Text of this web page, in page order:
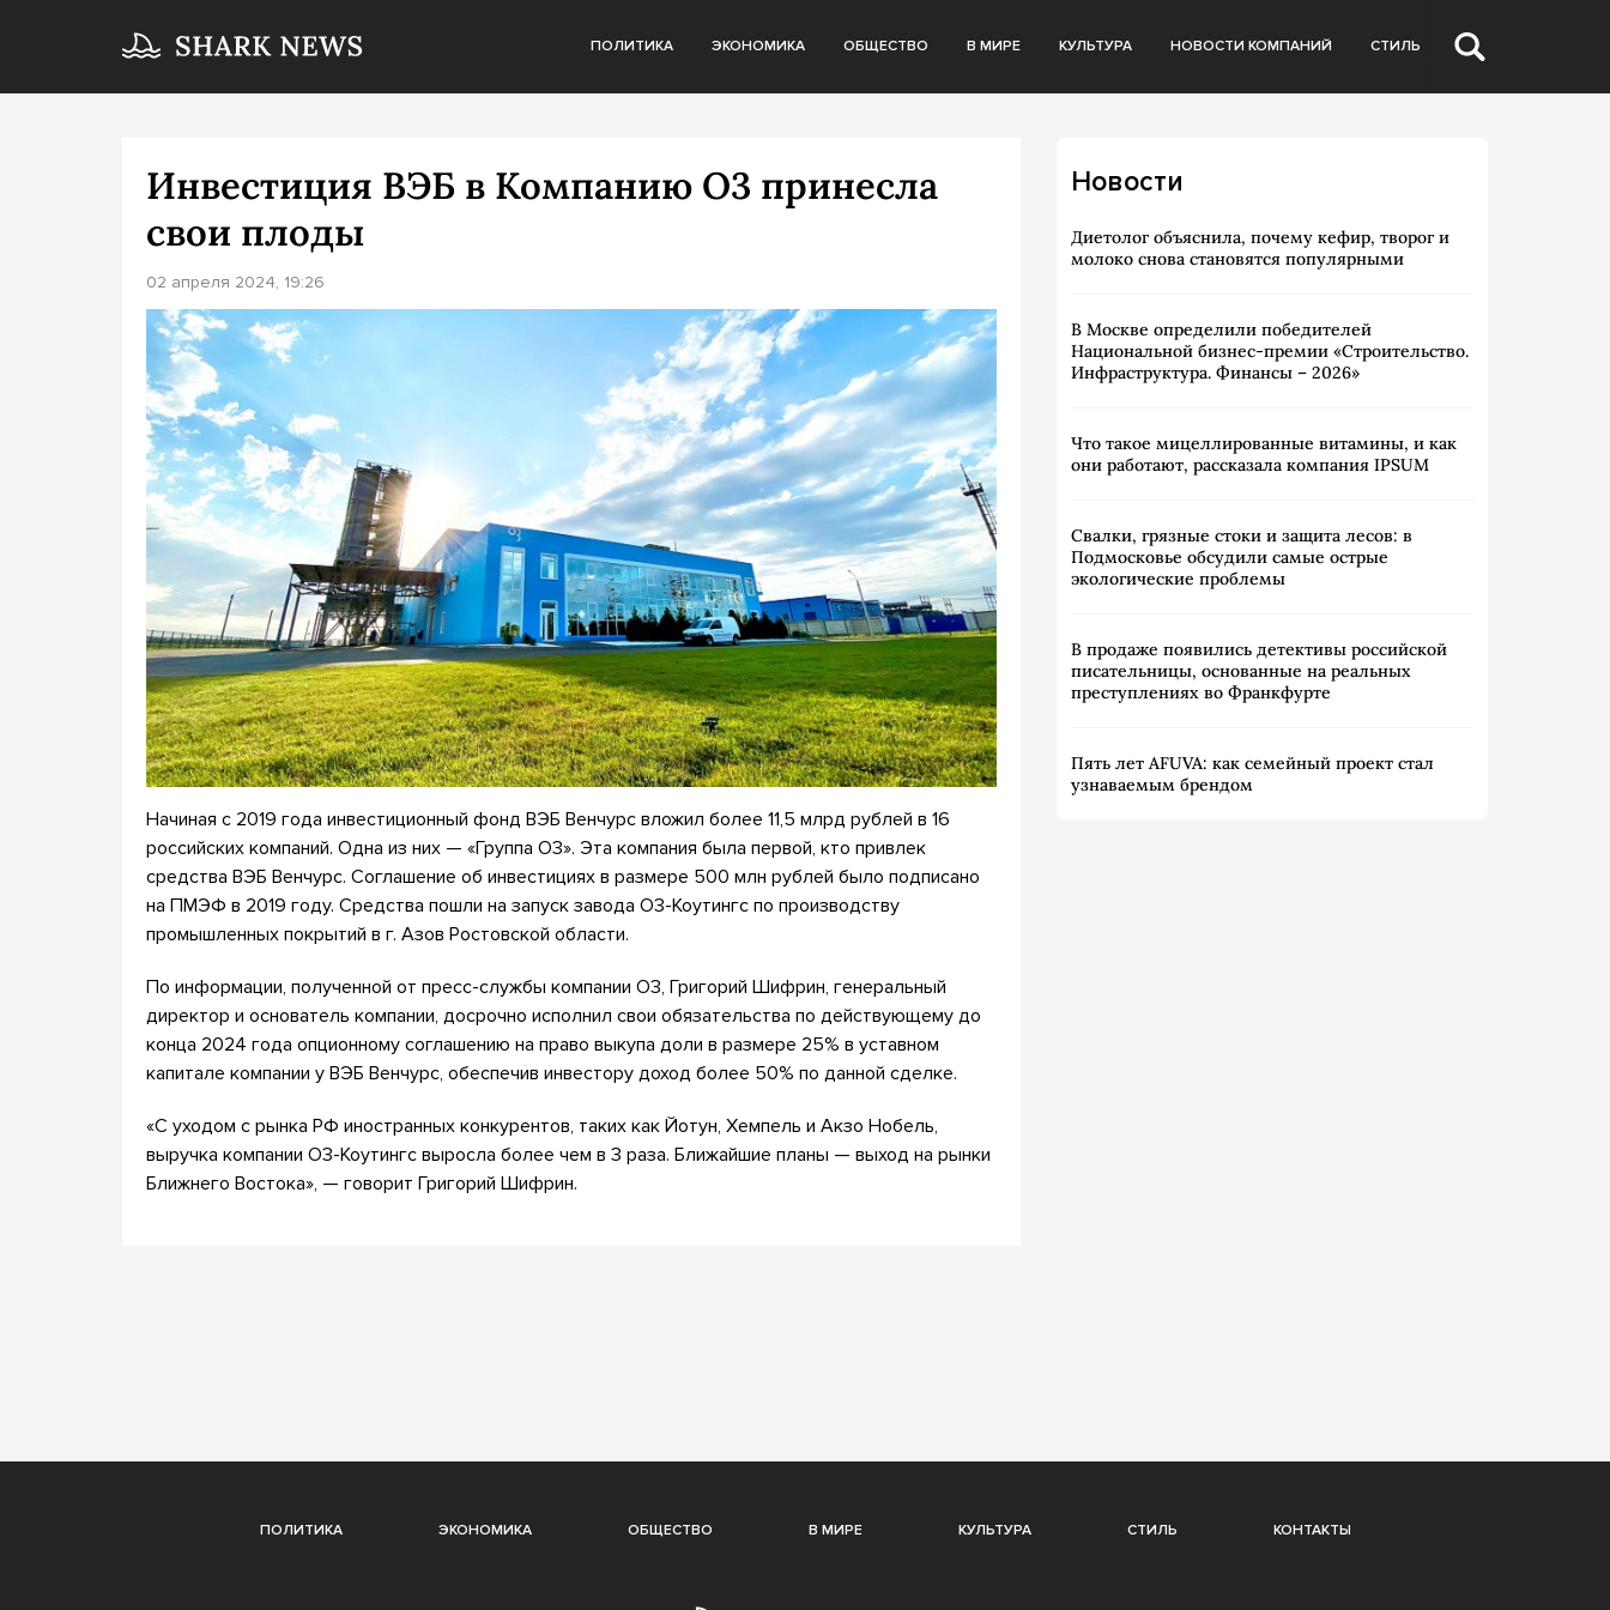
ПОЛИТИКА ЭКОНОМИКА ОБЩЕСТВО В МИРЕ КУЛЬТУРА НОВОСТИ КОМПАНИЙ СТИЛЬ
Инвестиция ВЭБ в Компанию О3 принесла
свои плоды
02 апреля 2024, 19:26
Начиная с 2019 года инвестиционный фонд ВЭБ Венчурс вложил более 11,5 млрд рублей в 16
российских компаний. Одна из них — «Группа О3». Эта компания была первой, кто привлек
средства ВЭБ Венчурс. Соглашение об инвестициях в размере 500 млн рублей было подписано
на ПМЭФ в 2019 году. Средства пошли на запуск завода О3-Коутингс по производству
промышленных покрытий в г. Азов Ростовской области.
По информации, полученной от пресс-службы компании О3, Григорий Шифрин, генеральный
директор и основатель компании, досрочно исполнил свои обязательства по действующему до
конца 2024 года опционному соглашению на право выкупа доли в размере 25% в уставном
капитале компании у ВЭБ Венчурс, обеспечив инвестору доход более 50% по данной сделке.
«С уходом с рынка РФ иностранных конкурентов, таких как Йотун, Хемпель и Акзо Нобель,
выручка компании О3-Коутингс выросла более чем в 3 раза. Ближайшие планы — выход на рынки
Ближнего Востока», — говорит Григорий Шифрин.
Новости
Диетолог объяснила, почему кефир, творог и
молоко снова становятся популярными
В Москве определили победителей
Национальной бизнес-премии «Строительство.
Инфраструктура. Финансы – 2026»
Что такое мицеллированные витамины, и как
они работают, рассказала компания IPSUM
Свалки, грязные стоки и защита лесов: в
Подмосковье обсудили самые острые
экологические проблемы
В продаже появились детективы российской
писательницы, основанные на реальных
преступлениях во Франкфурте
Пять лет AFUVA: как семейный проект стал
узнаваемым брендом
ПОЛИТИКА ЭКОНОМИКА ОБЩЕСТВО В МИРЕ КУЛЬТУРА СТИЛЬ КОНТАКТЫ